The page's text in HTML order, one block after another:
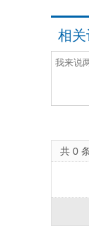
相关
共 0